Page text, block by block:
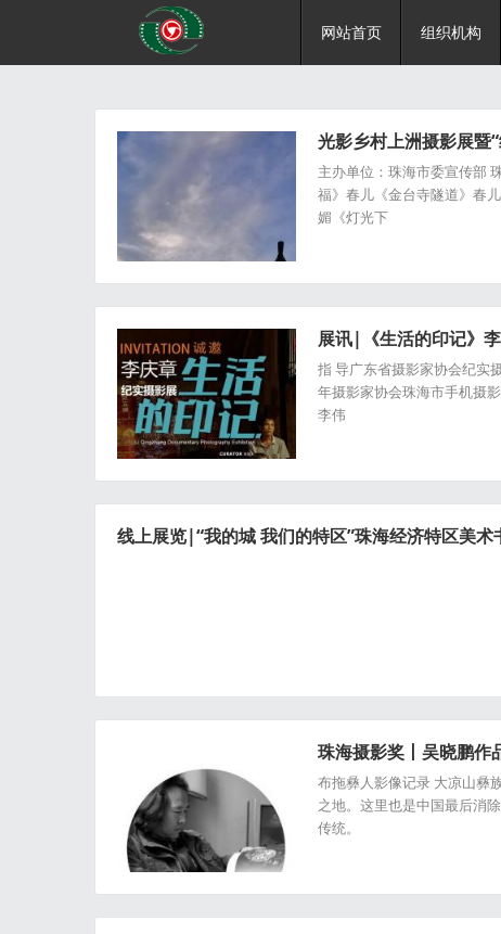
网站首页 组织机构
光影乡村上洲摄影展暨
主办单位：珠海市委宣传部
福》春儿《金台寺隧道》春
媚《灯光下
展讯|《生活的印记》
指 导广东省摄影家协会纪实
年摄影家协会珠海市手机摄
李伟
线上展览|“我的城 我们的特区”珠海经济特区美术
珠海摄影奖丨吴晓鹏作
布拖彝人影像记录 大凉山彝
之地。这里也是中国最后消
传统。